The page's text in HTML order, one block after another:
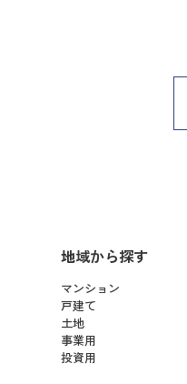
地域から探す
マンション
戸建て
土地
事業用
投資用